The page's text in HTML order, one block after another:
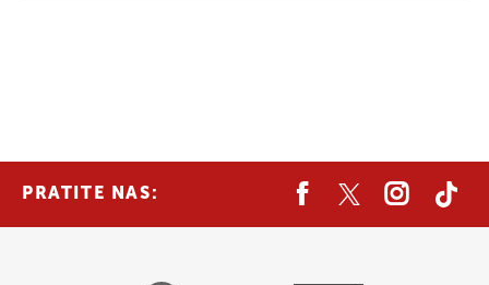
PRATITE NAS: